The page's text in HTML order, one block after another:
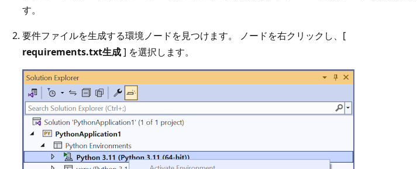
す。
要件ファイルを生成する環境ノードを見つけます。 ノードを右クリックし、[
requirements.txt生成] を選択します。